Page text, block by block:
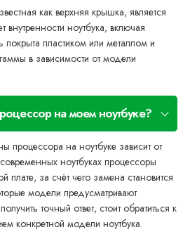
как верхняя крышка, является
ноутбука, включая
пластиком или металлом и
в зависимости от модели
на моем ноутбуке?
процессора на ноутбуке зависит от
ноутбуках процессоры
плате, за счёт чего замена становится
модели предусматривают
точный ответ, стоит обратиться к
конкретной модели ноутбука.